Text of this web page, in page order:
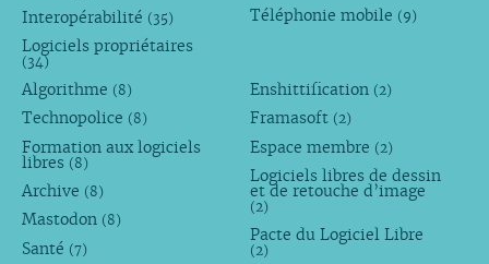
Interopérabilité (35)
Logiciels propriétaires
(34)
Téléphonie mobile (9)
Algorithme (8)
Technopolice (8)
Formation aux logiciels
libres (8)
Archive (8)
Mastodon (8)
Santé (7)
Enshittification (2)
Framasoft (2)
Espace membre (2)
Logiciels libres de dessin
et de retouche d’image
(2)
Pacte du Logiciel Libre
(2)